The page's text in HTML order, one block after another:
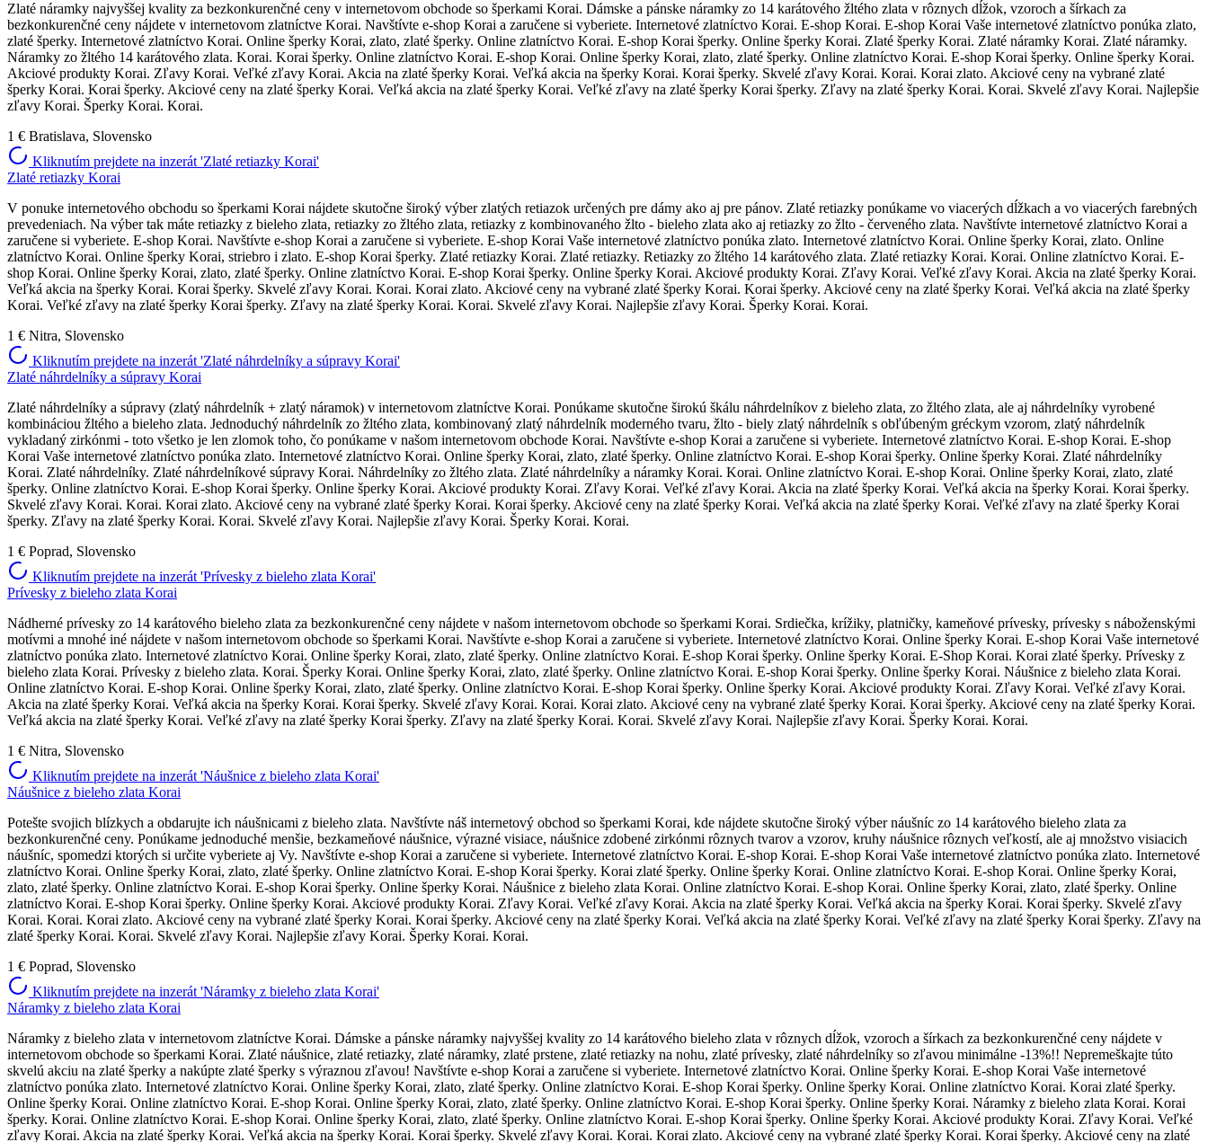
Zlaté náramky najvyššej kvality za bezkonkurenčné ceny v internetovom obchode so šperkami Korai. Dámske a pánske náramky zo 14 karátového žltého zlata v rôznych dĺžok, vzoroch a šírkach za
bezkonkurenčné ceny nájdete v internetovom zlatníctve Korai. Navštívte e-shop Korai a zaručene si vyberiete. Internetové zlatníctvo Korai. E-shop Korai. E-shop Korai Vaše internetové zlatníctvo ponúka zlato,
zlaté šperky. Internetové zlatníctvo Korai. Online šperky Korai, zlato, zlaté šperky. Online zlatníctvo Korai. E-shop Korai šperky. Online šperky Korai. Zlaté šperky Korai. Zlaté náramky Korai. Zlaté náramky.
Náramky zo žltého 14 karátového zlata. Korai. Korai šperky. Online zlatníctvo Korai. E-shop Korai. Online šperky Korai, zlato, zlaté šperky. Online zlatníctvo Korai. E-shop Korai šperky. Online šperky Korai.
Akciové produkty Korai. Zľavy Korai. Veľké zľavy Korai. Akcia na zlaté šperky Korai. Veľká akcia na šperky Korai. Korai šperky. Skvelé zľavy Korai. Korai. Korai zlato. Akciové ceny na vybrané zlaté
šperky Korai. Korai šperky. Akciové ceny na zlaté šperky Korai. Veľká akcia na zlaté šperky Korai. Veľké zľavy na zlaté šperky Korai šperky. Zľavy na zlaté šperky Korai. Korai. Skvelé zľavy Korai. Najlepšie
zľavy Korai. Šperky Korai. Korai.
1 € Bratislava, Slovensko
Kliknutím prejdete na inzerát 'Zlaté retiazky Korai'
Zlaté retiazky Korai
V ponuke internetového obchodu so šperkami Korai nájdete skutočne široký výber zlatých retiazok určených pre dámy ako aj pre pánov. Zlaté retiazky ponúkame vo viacerých dĺžkach a vo viacerých farebných
prevedeniach. Na výber tak máte retiazky z bieleho zlata, retiazky zo žltého zlata, retiazky z kombinovaného žlto - bieleho zlata ako aj retiazky zo žlto - červeného zlata. Navštívte internetové zlatníctvo Korai a
zaručene si vyberiete. E-shop Korai. Navštívte e-shop Korai a zaručene si vyberiete. E-shop Korai Vaše internetové zlatníctvo ponúka zlato. Internetové zlatníctvo Korai. Online šperky Korai, zlato. Online
zlatníctvo Korai. Online šperky Korai, striebro i zlato. E-shop Korai šperky. Zlaté retiazky Korai. Zlaté retiazky. Retiazky zo žltého 14 karátového zlata. Zlaté retiazky Korai. Korai. Online zlatníctvo Korai. E-
shop Korai. Online šperky Korai, zlato, zlaté šperky. Online zlatníctvo Korai. E-shop Korai šperky. Online šperky Korai. Akciové produkty Korai. Zľavy Korai. Veľké zľavy Korai. Akcia na zlaté šperky Korai.
Veľká akcia na šperky Korai. Korai šperky. Skvelé zľavy Korai. Korai. Korai zlato. Akciové ceny na vybrané zlaté šperky Korai. Korai šperky. Akciové ceny na zlaté šperky Korai. Veľká akcia na zlaté šperky
Korai. Veľké zľavy na zlaté šperky Korai šperky. Zľavy na zlaté šperky Korai. Korai. Skvelé zľavy Korai. Najlepšie zľavy Korai. Šperky Korai. Korai.
1 € Nitra, Slovensko
Kliknutím prejdete na inzerát 'Zlaté náhrdelníky a súpravy Korai'
Zlaté náhrdelníky a súpravy Korai
Zlaté náhrdelníky a súpravy (zlatý náhrdelník + zlatý náramok) v internetovom zlatníctve Korai. Ponúkame skutočne širokú škálu náhrdelníkov z bieleho zlata, zo žltého zlata, ale aj náhrdelníky vyrobené
kombináciou žltého a bieleho zlata. Jednoduchý náhrdelník zo žltého zlata, kombinovaný zlatý náhrdelník moderného tvaru, žlto - biely zlatý náhrdelník s obľúbeným gréckym vzorom, zlatý náhrdelník
vykladaný zirkónmi - toto všetko je len zlomok toho, čo ponúkame v našom internetovom obchode Korai. Navštívte e-shop Korai a zaručene si vyberiete. Internetové zlatníctvo Korai. E-shop Korai. E-shop
Korai Vaše internetové zlatníctvo ponúka zlato. Internetové zlatníctvo Korai. Online šperky Korai, zlato, zlaté šperky. Online zlatníctvo Korai. E-shop Korai šperky. Online šperky Korai. Zlaté náhrdelníky
Korai. Zlaté náhrdelníky. Zlaté náhrdelníkové súpravy Korai. Náhrdelníky zo žltého zlata. Zlaté náhrdelníky a náramky Korai. Korai. Online zlatníctvo Korai. E-shop Korai. Online šperky Korai, zlato, zlaté
šperky. Online zlatníctvo Korai. E-shop Korai šperky. Online šperky Korai. Akciové produkty Korai. Zľavy Korai. Veľké zľavy Korai. Akcia na zlaté šperky Korai. Veľká akcia na šperky Korai. Korai šperky.
Skvelé zľavy Korai. Korai. Korai zlato. Akciové ceny na vybrané zlaté šperky Korai. Korai šperky. Akciové ceny na zlaté šperky Korai. Veľká akcia na zlaté šperky Korai. Veľké zľavy na zlaté šperky Korai
šperky. Zľavy na zlaté šperky Korai. Korai. Skvelé zľavy Korai. Najlepšie zľavy Korai. Šperky Korai. Korai.
1 € Poprad, Slovensko
Kliknutím prejdete na inzerát 'Prívesky z bieleho zlata Korai'
Prívesky z bieleho zlata Korai
Nádherné prívesky zo 14 karátového bieleho zlata za bezkonkurenčné ceny nájdete v našom internetovom obchode so šperkami Korai. Srdiečka, krížiky, platničky, kameňové prívesky, prívesky s náboženskými
motívmi a mnohé iné nájdete v našom internetovom obchode so šperkami Korai. Navštívte e-shop Korai a zaručene si vyberiete. Internetové zlatníctvo Korai. Online šperky Korai. E-shop Korai Vaše internetové
zlatníctvo ponúka zlato. Internetové zlatníctvo Korai. Online šperky Korai, zlato, zlaté šperky. Online zlatníctvo Korai. E-shop Korai šperky. Online šperky Korai. E-Shop Korai. Korai zlaté šperky. Prívesky z
bieleho zlata Korai. Prívesky z bieleho zlata. Korai. Šperky Korai. Online šperky Korai, zlato, zlaté šperky. Online zlatníctvo Korai. E-shop Korai šperky. Online šperky Korai. Náušnice z bieleho zlata Korai.
Online zlatníctvo Korai. E-shop Korai. Online šperky Korai, zlato, zlaté šperky. Online zlatníctvo Korai. E-shop Korai šperky. Online šperky Korai. Akciové produkty Korai. Zľavy Korai. Veľké zľavy Korai.
Akcia na zlaté šperky Korai. Veľká akcia na šperky Korai. Korai šperky. Skvelé zľavy Korai. Korai. Korai zlato. Akciové ceny na vybrané zlaté šperky Korai. Korai šperky. Akciové ceny na zlaté šperky Korai.
Veľká akcia na zlaté šperky Korai. Veľké zľavy na zlaté šperky Korai šperky. Zľavy na zlaté šperky Korai. Korai. Skvelé zľavy Korai. Najlepšie zľavy Korai. Šperky Korai. Korai.
1 € Nitra, Slovensko
Kliknutím prejdete na inzerát 'Náušnice z bieleho zlata Korai'
Náušnice z bieleho zlata Korai
Potešte svojich blízkych a obdarujte ich náušnicami z bieleho zlata. Navštívte náš internetový obchod so šperkami Korai, kde nájdete skutočne široký výber náušníc zo 14 karátového bieleho zlata za
bezkonkurenčné ceny. Ponúkame jednoduché menšie, bezkameňové náušnice, výrazné visiace, náušnice zdobené zirkónmi rôznych tvarov a vzorov, kruhy náušnice rôznych veľkostí, ale aj množstvo visiacich
náušníc, spomedzi ktorých si určite vyberiete aj Vy. Navštívte e-shop Korai a zaručene si vyberiete. Internetové zlatníctvo Korai. E-shop Korai. E-shop Korai Vaše internetové zlatníctvo ponúka zlato. Internetové
zlatníctvo Korai. Online šperky Korai, zlato, zlaté šperky. Online zlatníctvo Korai. E-shop Korai šperky. Korai zlaté šperky. Online šperky Korai. Online zlatníctvo Korai. E-shop Korai. Online šperky Korai,
zlato, zlaté šperky. Online zlatníctvo Korai. E-shop Korai šperky. Online šperky Korai. Náušnice z bieleho zlata Korai. Online zlatníctvo Korai. E-shop Korai. Online šperky Korai, zlato, zlaté šperky. Online
zlatníctvo Korai. E-shop Korai šperky. Online šperky Korai. Akciové produkty Korai. Zľavy Korai. Veľké zľavy Korai. Akcia na zlaté šperky Korai. Veľká akcia na šperky Korai. Korai šperky. Skvelé zľavy
Korai. Korai. Korai zlato. Akciové ceny na vybrané zlaté šperky Korai. Korai šperky. Akciové ceny na zlaté šperky Korai. Veľká akcia na zlaté šperky Korai. Veľké zľavy na zlaté šperky Korai šperky. Zľavy na
zlaté šperky Korai. Korai. Skvelé zľavy Korai. Najlepšie zľavy Korai. Šperky Korai. Korai.
1 € Poprad, Slovensko
Kliknutím prejdete na inzerát 'Náramky z bieleho zlata Korai'
Náramky z bieleho zlata Korai
Náramky z bieleho zlata v internetovom zlatníctve Korai. Dámske a pánske náramky najvyššej kvality zo 14 karátového bieleho zlata v rôznych dĺžok, vzoroch a šírkach za bezkonkurenčné ceny nájdete v
internetovom obchode so šperkami Korai. Zlaté náušnice, zlaté retiazky, zlaté náramky, zlaté prstene, zlaté retiazky na nohu, zlaté prívesky, zlaté náhrdelníky so zľavou minimálne -13%!! Nepremeškajte túto
skvelú akciu na zlaté šperky a nakúpte zlaté šperky s výraznou zľavou! Navštívte e-shop Korai a zaručene si vyberiete. Internetové zlatníctvo Korai. Online šperky Korai. E-shop Korai Vaše internetové
zlatníctvo ponúka zlato. Internetové zlatníctvo Korai. Online šperky Korai, zlato, zlaté šperky. Online zlatníctvo Korai. E-shop Korai šperky. Online šperky Korai. Online zlatníctvo Korai. Korai zlaté šperky.
Online šperky Korai. Online zlatníctvo Korai. E-shop Korai. Online šperky Korai, zlato, zlaté šperky. Online zlatníctvo Korai. E-shop Korai šperky. Online šperky Korai. Náramky z bieleho zlata Korai. Korai
šperky. Korai. Online zlatníctvo Korai. E-shop Korai. Online šperky Korai, zlato, zlaté šperky. Online zlatníctvo Korai. E-shop Korai šperky. Online šperky Korai. Akciové produkty Korai. Zľavy Korai. Veľké
zľavy Korai. Akcia na zlaté šperky Korai. Veľká akcia na šperky Korai. Korai šperky. Skvelé zľavy Korai. Korai. Korai zlato. Akciové ceny na vybrané zlaté šperky Korai. Korai šperky. Akciové ceny na zlaté